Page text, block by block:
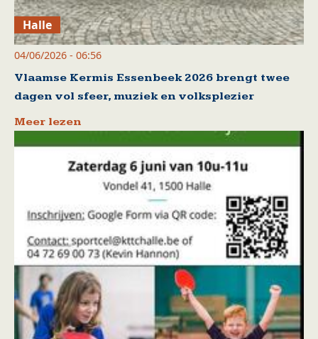
Halle
04/06/2026 - 06:56
Vlaamse Kermis Essenbeek 2026 brengt twee
dagen vol sfeer, muziek en volksplezier
Meer lezen